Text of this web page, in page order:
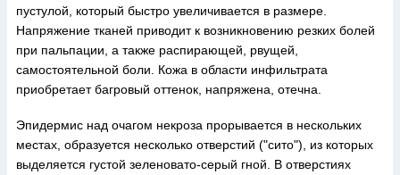
пустулой, который быстро увеличивается в размере.
Напряжение тканей приводит к возникновению резких болей
при пальпации, а также распирающей, рвущей,
самостоятельной боли. Кожа в области инфильтрата
приобретает багровый оттенок, напряжена, отечна.
Эпидермис над очагом некроза прорывается в нескольких
местах, образуется несколько отверстий ("сито"), из которых
выделяется густой зеленовато-серый гной. В отверстиях